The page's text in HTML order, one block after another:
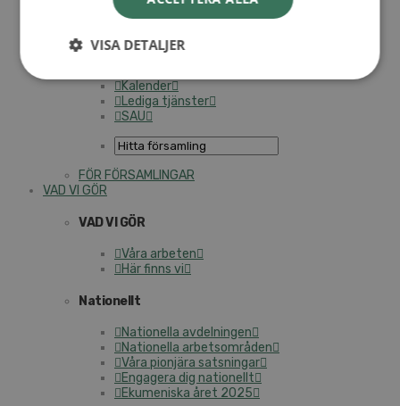
Personalförsäkringar
SAMP – personalförbundet
Kalender
Lediga tjänster
SAU
FÖR FÖRSAMLINGAR
VAD VI GÖR
VAD VI GÖR
Våra arbeten
Här finns vi
Nationellt
Nationella avdelningen
Nationella arbetsområden
Våra pionjära satsningar
Engagera dig nationellt
Ekumeniska året 2025
VISA DETALJER